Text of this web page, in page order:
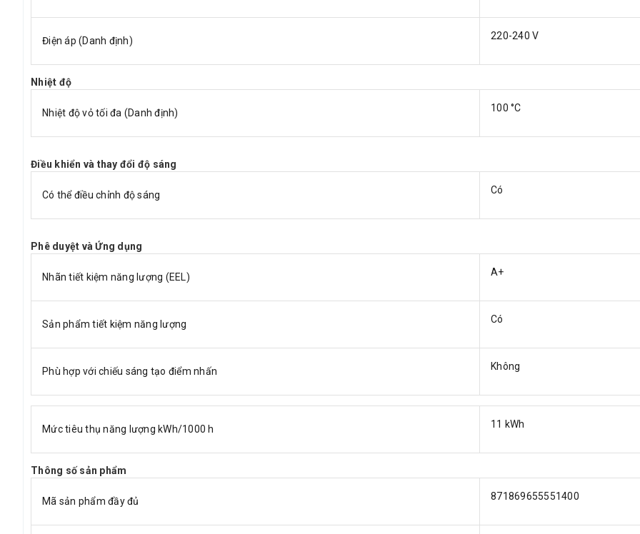
Điện áp (Danh định) 220-240 V
Nhiệt độ
Nhiệt độ vỏ tối đa (Danh định) 100 °C
Điều khiển và thay đổi độ sáng
Có thể điều chỉnh độ sáng Có
Phê duyệt và Ứng dụng
Nhãn tiết kiệm năng lượng (EEL) A+
Sản phẩm tiết kiệm năng lượng Có
Phù hợp với chiếu sáng tạo điểm nhấn Không
Mức tiêu thụ năng lượng kWh/1000 h 11 kWh
Thông số sản phẩm
Mã sản phẩm đầy đủ 871869655551400